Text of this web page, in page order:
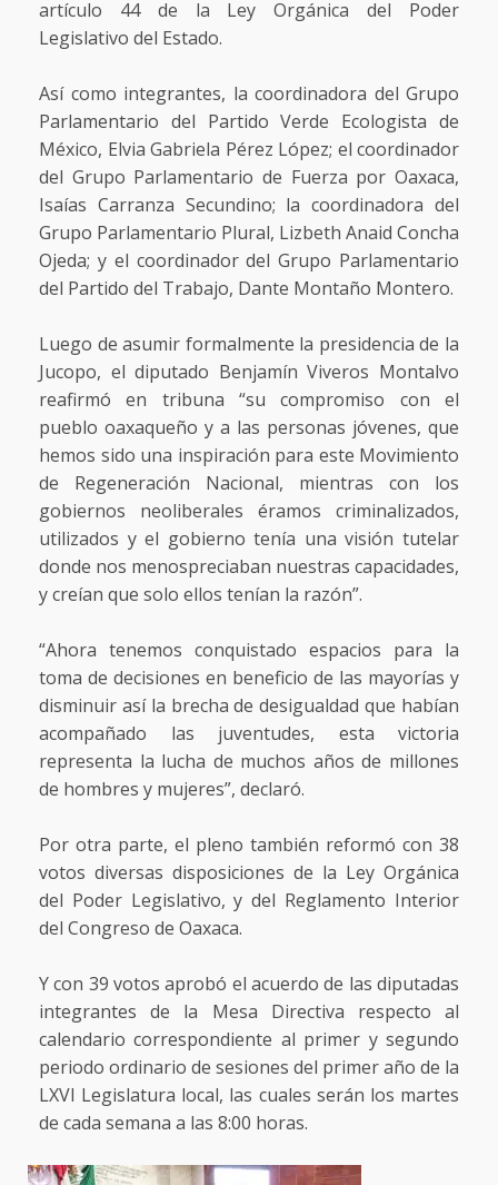
artículo 44 de la Ley Orgánica del Poder
Legislativo del Estado.
Así como integrantes, la coordinadora del Grupo
Parlamentario del Partido Verde Ecologista de
México, Elvia Gabriela Pérez López; el coordinador
del Grupo Parlamentario de Fuerza por Oaxaca,
Isaías Carranza Secundino; la coordinadora del
Grupo Parlamentario Plural, Lizbeth Anaid Concha
Ojeda; y el coordinador del Grupo Parlamentario
del Partido del Trabajo, Dante Montaño Montero.
Luego de asumir formalmente la presidencia de la
Jucopo, el diputado Benjamín Viveros Montalvo
reafirmó en tribuna “su compromiso con el
pueblo oaxaqueño y a las personas jóvenes, que
hemos sido una inspiración para este Movimiento
de Regeneración Nacional, mientras con los
gobiernos neoliberales éramos criminalizados,
utilizados y el gobierno tenía una visión tutelar
donde nos menospreciaban nuestras capacidades,
y creían que solo ellos tenían la razón”.
“Ahora tenemos conquistado espacios para la
toma de decisiones en beneficio de las mayorías y
disminuir así la brecha de desigualdad que habían
acompañado las juventudes, esta victoria
representa la lucha de muchos años de millones
de hombres y mujeres”, declaró.
Por otra parte, el pleno también reformó con 38
votos diversas disposiciones de la Ley Orgánica
del Poder Legislativo, y del Reglamento Interior
del Congreso de Oaxaca.
Y con 39 votos aprobó el acuerdo de las diputadas
integrantes de la Mesa Directiva respecto al
calendario correspondiente al primer y segundo
periodo ordinario de sesiones del primer año de la
LXVI Legislatura local, las cuales serán los martes
de cada semana a las 8:00 horas.